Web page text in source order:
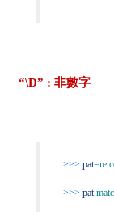
“\D” : 非數字
>>> pat=re.
>>> pat.